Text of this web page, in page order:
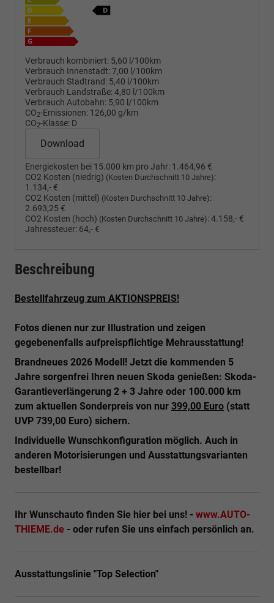
Verbrauch kombiniert: 5,60 l/100km
Verbrauch Innenstadt:7,00 l/100km
Verbrauch Stadtrand: 5,40 l/100km
Verbrauch Landstraße:4,80 l/100km
Verbrauch Autobahn: 5,90 l/100km
CO2-Emissionen: 126,00 g/km
CO2-Klasse: D
Download
Energiekosten bei 15.000 km pro Jahr: 1.464,96 €
CO2 Kosten (niedrig) (Kosten Durchschnitt 10 Jahre):
1.134,- €
CO2 Kosten (mittel) (Kosten Durchschnitt 10 Jahre):
2.693,25 €
CO2 Kosten (hoch) (Kosten Durchschnitt 10 Jahre):4.158,- €
Jahressteuer: 64,- €
Beschreibung
Bestellfahrzeug zum AKTIONSPREIS!
Fotos dienen nur zur Illustration und zeigen
gegebenenfalls aufpreispflichtige Mehrausstattung!
Brandneues 2026 Modell! Jetzt die kommenden 5
Jahre sorgenfrei Ihren neuen Skoda genießen: Skoda-
Garantieverlängerung 2 + 3 Jahre oder 100.000 km
zum aktuellen Sonderpreis von nur 399,00 Euro (statt
UVP 739,00 Euro) sichern.
Individuelle Wunschkonfiguration möglich. Auch in
anderen Motorisierungen und Ausstattungsvarianten
bestellbar!
Ihr Wunschauto finden Sie hier bei uns! - www.AUTO-
THIEME.de - oder rufen Sie uns einfach persönlich an.
Ausstattungslinie "Top Selection"